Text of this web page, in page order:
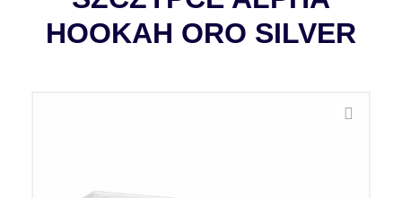
HOOKAH ORO SILVER